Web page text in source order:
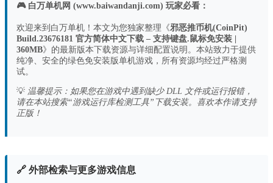
🎮 白万单机网 (www.baiwandanji.com) 玩家必看：
欢迎来到白万单机！本文为您独家整理《邪恶推币机(CoinPit)
Build.23676181 官方简体中文下载 – 支持键盘.鼠标免安装 |
360MB》的最新版本下载资源与详细配置说明。本站致力于提供
纯净、安全的绿色免安装版单机游戏，所有资源均经过严格测
试。
💡 温馨提示：如果您在游戏中遇到缺少 DLL 文件或运行报错，
请在本站搜索“游戏运行库检测工具”下载安装。喜欢本作请支持
正版！
🔗 外部检索与更多游戏信息